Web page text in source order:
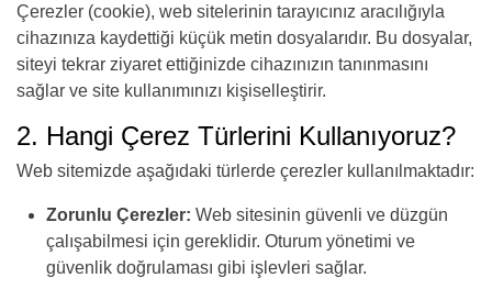
Çerezler (cookie), web sitelerinin tarayıcınız aracılığıyla
cihazınıza kaydettiği küçük metin dosyalarıdır. Bu dosyalar,
siteyi tekrar ziyaret ettiğinizde cihazınızın tanınmasını
sağlar ve site kullanımınızı kişiselleştirir.
2. Hangi Çerez Türlerini Kullanıyoruz?
Web sitemizde aşağıdaki türlerde çerezler kullanılmaktadır:
Zorunlu Çerezler: Web sitesinin güvenli ve düzgün
çalışabilmesi için gereklidir. Oturum yönetimi ve
güvenlik doğrulaması gibi işlevleri sağlar.